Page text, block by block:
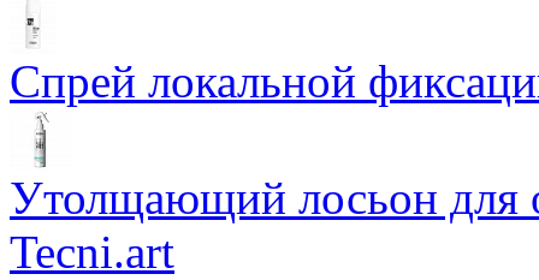
Спрей локальной
Утолщающий лосьон для
Tecni.art